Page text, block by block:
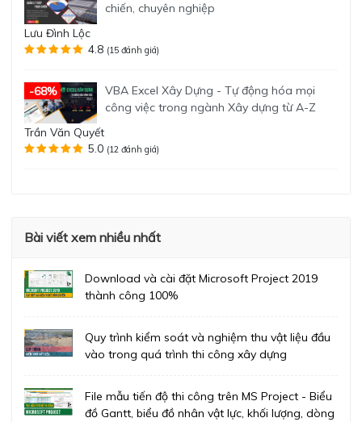
chiến, chuyên nghiệp
Lưu Đình Lộc
4.8 (15 đánh giá)
-68%
VBA Excel Xây Dựng - Tự động hóa mọi
công việc trong ngành Xây dựng từ A-Z
Trần Văn Quyết
5.0 (12 đánh giá)
Bài viết xem nhiều nhất
Download và cài đặt Microsoft Project 2019
thành công 100%
Quy trình kiểm soát và nghiệm thu vật liệu đầu
vào trong quá trình thi công xây dựng
File mẫu tiến độ thi công trên MS Project - Biểu
đồ Gantt, biểu đồ nhân vật lực, khối lượng, dòng